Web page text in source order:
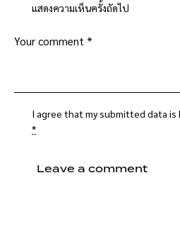
แสดงความเห็นครั้งถัดไป
I agree that my submitted data
*